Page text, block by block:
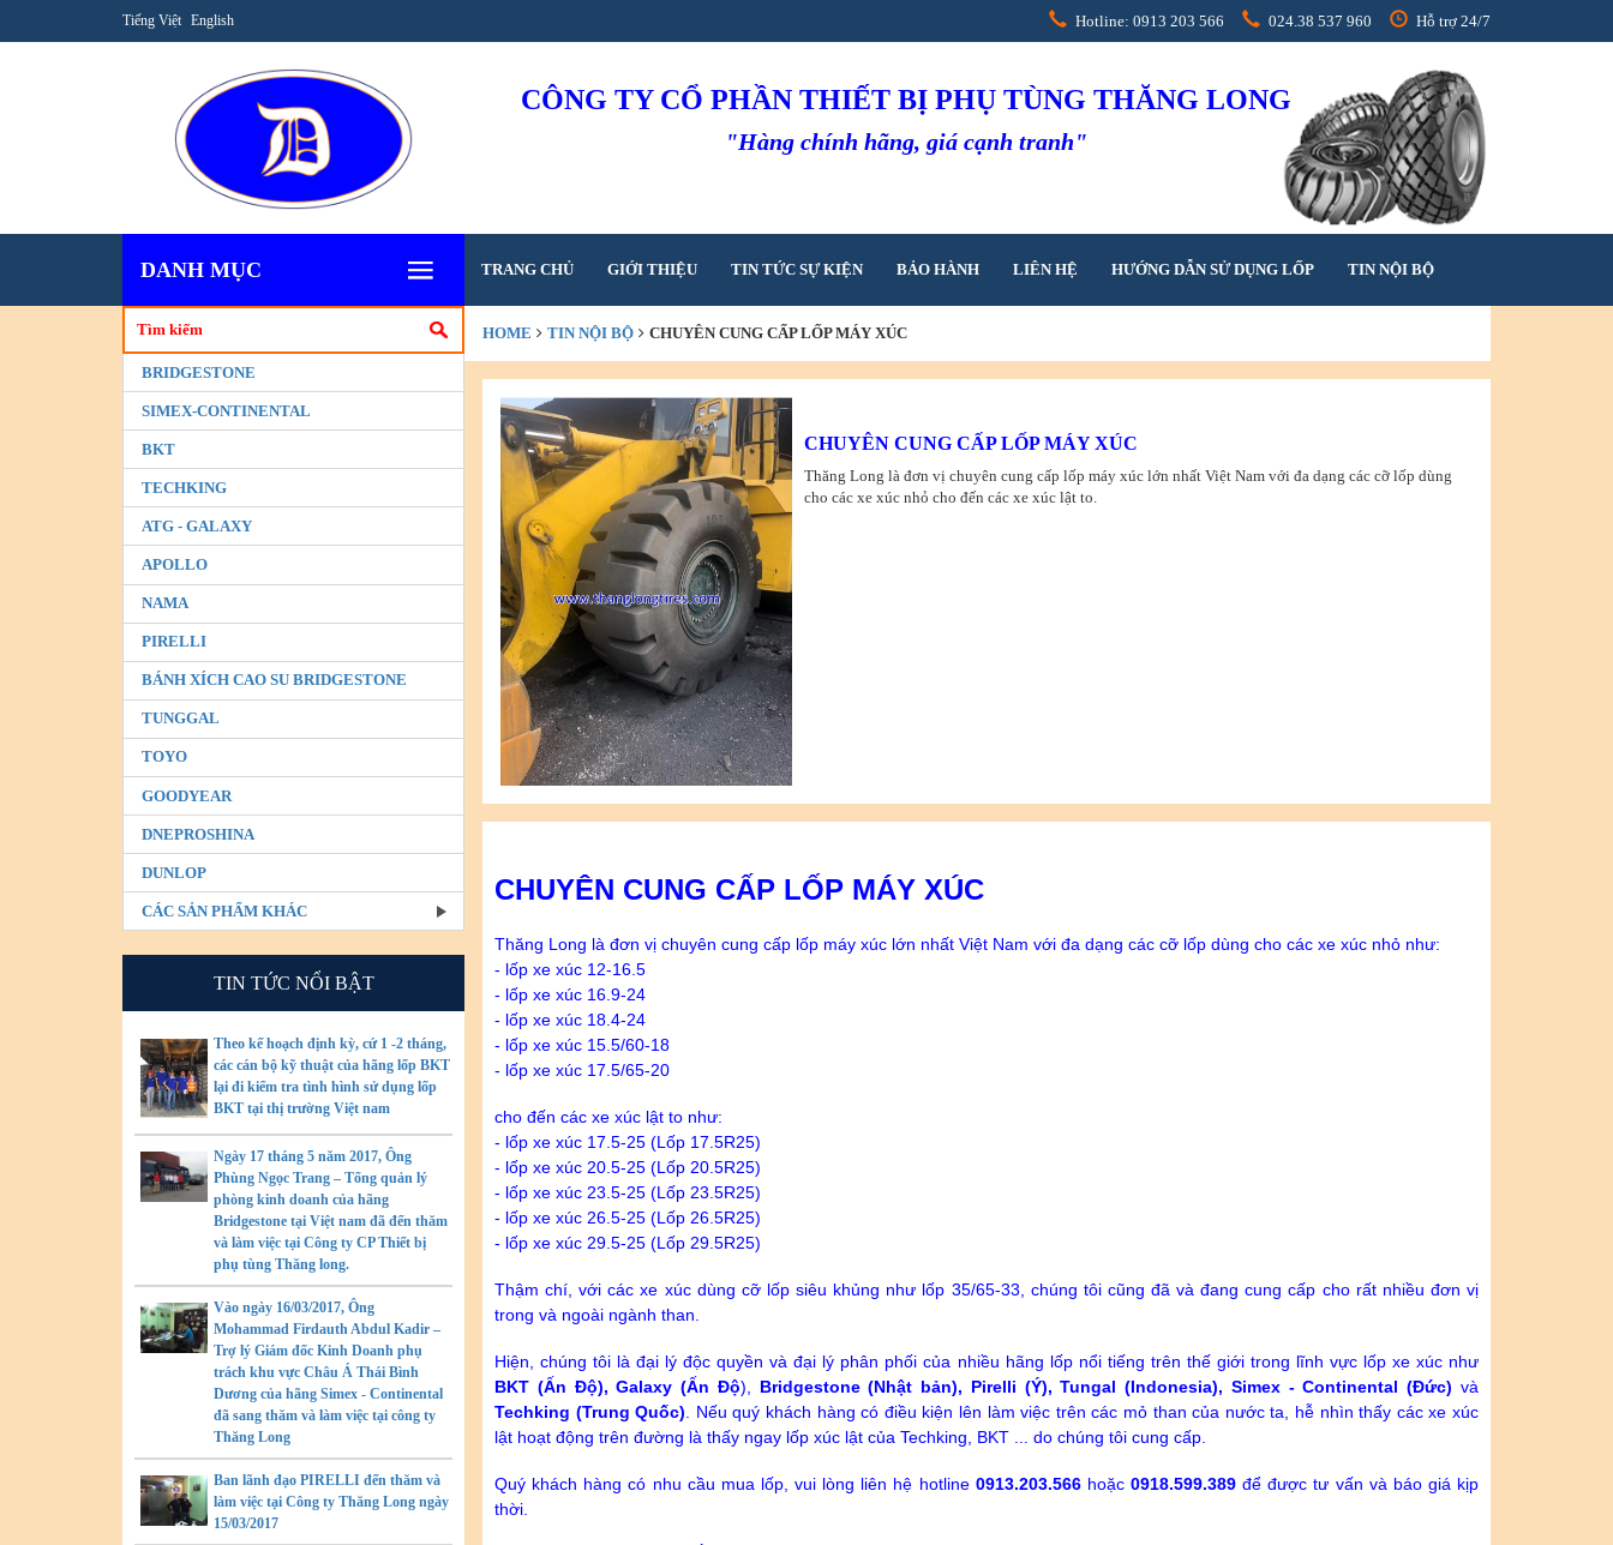
Tiếng Việt English Hotline: 0913 203 566 024.38 537 960 Hỗ trợ 24/7
CÔNG TY CỔ PHẦN THIẾT BỊ PHỤ TÙNG THĂNG LONG
"Hàng chính hãng, giá cạnh tranh"
DANH MỤC TRANG CHỦ GIỚI THIỆU TIN TỨC SỰ KIỆN BẢO HÀNH LIÊN HỆ HƯỚNG DẪN SỬ DỤNG LỐP TIN NỘI BỘ
BRIDGESTONE
SIMEX-CONTINENTAL
BKT
TECHKING
ATG - GALAXY
APOLLO
NAMA
PIRELLI
BÁNH XÍCH CAO SU BRIDGESTONE
TUNGGAL
TOYO
GOODYEAR
DNEPROSHINA
DUNLOP
CÁC SẢN PHẨM KHÁC
TIN TỨC NỔI BẬT
Theo kế hoạch định kỳ, cứ 1 -2 tháng,
các cán bộ kỹ thuật của hãng lốp BKT
lại đi kiểm tra tình hình sử dụng lốp
BKT tại thị trường Việt nam
Ngày 17 tháng 5 năm 2017, Ông
Phùng Ngọc Trang – Tổng quản lý
phòng kinh doanh của hãng
Bridgestone tại Việt nam đã đến thăm
và làm việc tại Công ty CP Thiết bị
phụ tùng Thăng long.
Vào ngày 16/03/2017, Ông
Mohammad Firdauth Abdul Kadir –
Trợ lý Giám đốc Kinh Doanh phụ
trách khu vực Châu Á Thái Bình
Dương của hãng Simex - Continental
đã sang thăm và làm việc tại công ty
Thăng Long
Ban lãnh đạo PIRELLI đến thăm và
làm việc tại Công ty Thăng Long ngày
15/03/2017
HOME TIN NỘI BỘ CHUYÊN CUNG CẤP LỐP MÁY XÚC
CHUYÊN CUNG CẤP LỐP MÁY XÚC
Thăng Long là đơn vị chuyên cung cấp lốp máy xúc lớn nhất Việt Nam với đa dạng các cỡ lốp dùng
cho các xe xúc nhỏ cho đến các xe xúc lật to.
CHUYÊN CUNG CẤP LỐP MÁY XÚC
Thăng Long là đơn vị chuyên cung cấp lốp máy xúc lớn nhất Việt Nam với đa dạng các cỡ lốp dùng cho các xe xúc nhỏ như:
- lốp xe xúc 12-16.5
- lốp xe xúc 16.9-24
- lốp xe xúc 18.4-24
- lốp xe xúc 15.5/60-18
- lốp xe xúc 17.5/65-20
cho đến các xe xúc lật to như:
- lốp xe xúc 17.5-25 (Lốp 17.5R25)
- lốp xe xúc 20.5-25 (Lốp 20.5R25)
- lốp xe xúc 23.5-25 (Lốp 23.5R25)
- lốp xe xúc 26.5-25 (Lốp 26.5R25)
- lốp xe xúc 29.5-25 (Lốp 29.5R25)
Thậm chí, với các xe xúc dùng cỡ lốp siêu khủng như lốp 35/65-33, chúng tôi cũng đã và đang cung cấp cho rất nhiều đơn vị
trong và ngoài ngành than.
Hiện, chúng tôi là đại lý độc quyền và đại lý phân phối của nhiều hãng lốp nổi tiếng trên thế giới trong lĩnh vực lốp xe xúc như
BKT (Ấn Độ), Galaxy (Ấn Độ), Bridgestone (Nhật bản), Pirelli (Ý), Tungal (Indonesia), Simex - Continental (Đức) và
Techking (Trung Quốc). Nếu quý khách hàng có điều kiện lên làm việc trên các mỏ than của nước ta, hễ nhìn thấy các xe xúc
lật hoạt động trên đường là thấy ngay lốp xúc lật của Techking, BKT ... do chúng tôi cung cấp.
Quý khách hàng có nhu cầu mua lốp, vui lòng liên hệ hotline0913.203.566hoặc 0918.599.389để được tư vấn và báo giá kịp
thời.